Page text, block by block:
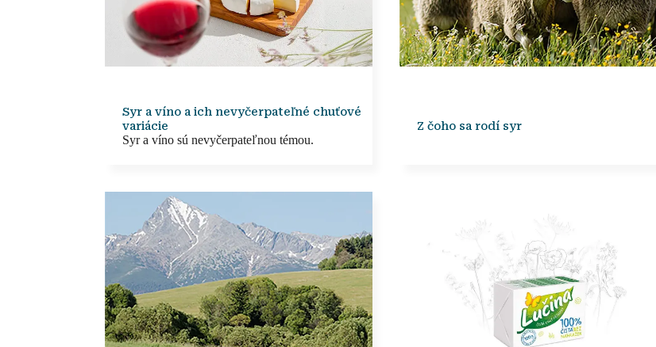
Syr a víno a ich nevyčerpateľné chuťové
variácie
Syr a víno sú nevyčerpateľnou témou.
Z čoho sa rodí syr